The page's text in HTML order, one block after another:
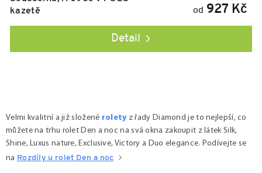
kazetě
od 927 Kč
Detail
Velmi kvalitní a již složené rolety z řady Diamond je to nejlepší, co
můžete na trhu rolet Den a noc na svá okna zakoupit z látek Silk,
Shine, Luxus nature, Exclusive, Victory a Duo elegance. Podívejte se
na Rozdíly u rolet Den a noc